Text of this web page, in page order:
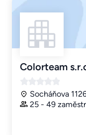
Colorteam
Socháňova
25 - 49